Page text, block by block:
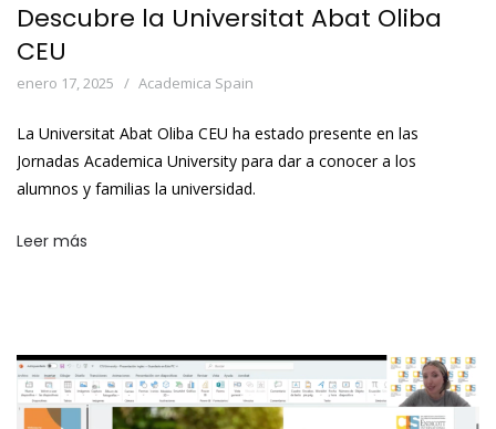
Descubre la Universitat Abat Oliba
CEU
enero 17, 2025 Academica Spain
La Universitat Abat Oliba CEU ha estado presente en las
Jornadas Academica University para dar a conocer a los
alumnos y familias la universidad.
Leer más